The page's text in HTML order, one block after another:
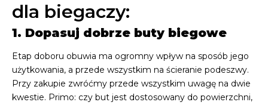
dla biegaczy:
1. Dopasuj dobrze buty biegowe
Etap doboru obuwia ma ogromny wpływ na sposób jego
użytkowania, a przede wszystkim na ścieranie podeszwy.
Przy zakupie zwróćmy przede wszystkim uwagę na dwie
kwestie. Primo: czy but jest dostosowany do powierzchni,